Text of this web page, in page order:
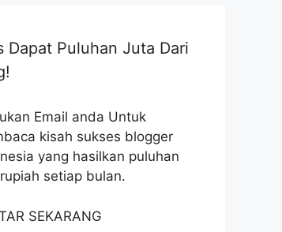
Dapat Puluhan Juta Dari
Email anda Untuk
kisah sukses blogger
yang hasilkan puluhan
setiap bulan.
SEKARANG